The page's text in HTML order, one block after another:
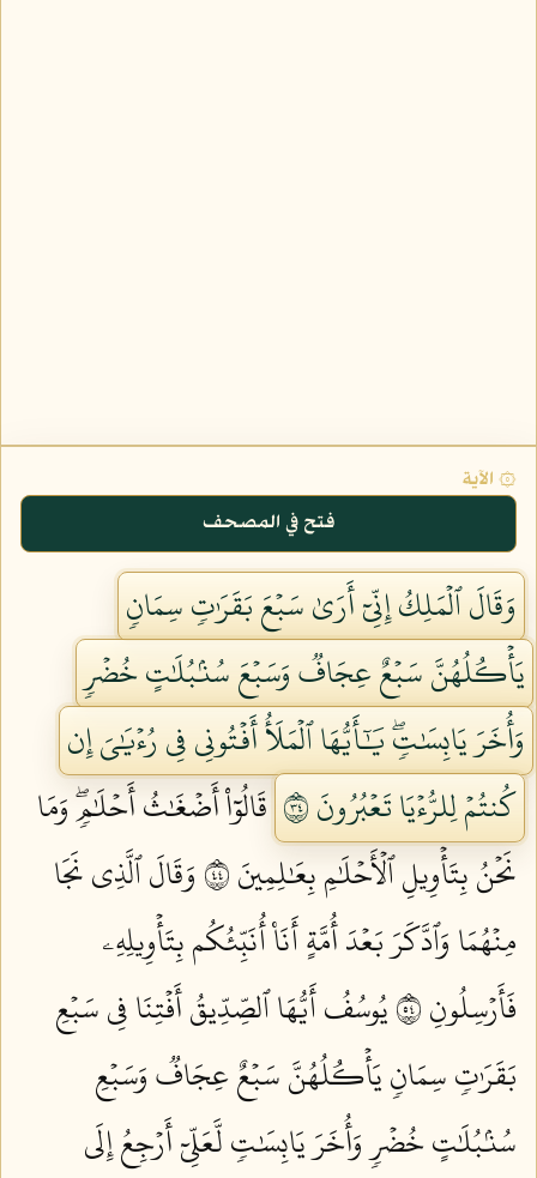
۞ الآية
فتح في المصحف
وَقَالَ ٱلۡمَلِكُ إِنِّيٓ أَرَىٰ سَبۡعَ بَقَرَٰتٖ سِمَانٖ
يَأۡكُلُهُنَّ سَبۡعٌ عِجَافٞ وَسَبۡعَ سُنۢبُلَٰتٍ خُضۡرٖ
وَأُخَرَ يَابِسَٰتٖۖ يَٰٓأَيُّهَا ٱلۡمَلَأُ أَفۡتُونِي فِي رُءۡيَٰيَ إِن
كُنتُمۡ لِلرُّءۡيَا تَعۡبُرُونَ ٤٣
قَالُوٓاْ أَضۡغَٰثُ أَحۡلَٰمٖۖ وَمَا
نَحۡنُ بِتَأۡوِيلِ ٱلۡأَحۡلَٰمِ بِعَٰلِمِينَ ٤٤
وَقَالَ ٱلَّذِي نَجَا
مِنۡهُمَا وَٱدَّكَرَ بَعۡدَ أُمَّةٍ أَنَا۠ أُنَبِّئُكُم بِتَأۡوِيلِهِۦ
فَأَرۡسِلُونِ ٤٥
يُوسُفُ أَيُّهَا ٱلصِّدِّيقُ أَفۡتِنَا فِي سَبۡعِ
بَقَرَٰتٖ سِمَانٖ يَأۡكُلُهُنَّ سَبۡعٌ عِجَافٞ وَسَبۡعِ
سُنۢبُلَٰتٍ خُضۡرٖ وَأُخَرَ يَابِسَٰتٖ لَّعَلِّيٓ أَرۡجِعُ إِلَى